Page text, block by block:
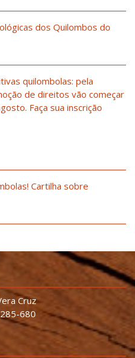
dos Quilombos do
quilombolas: pela
de direitos vão começar
Faça sua inscrição
Cartilha sobre
Cruz
680